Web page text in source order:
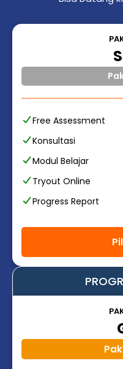
Free Assessment
Konsultasi
Modul Belajar
Tryout Online
Progress Report